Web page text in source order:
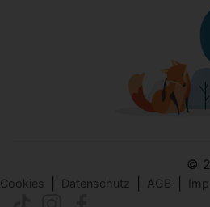
©
Cookies Datenschutz AGB